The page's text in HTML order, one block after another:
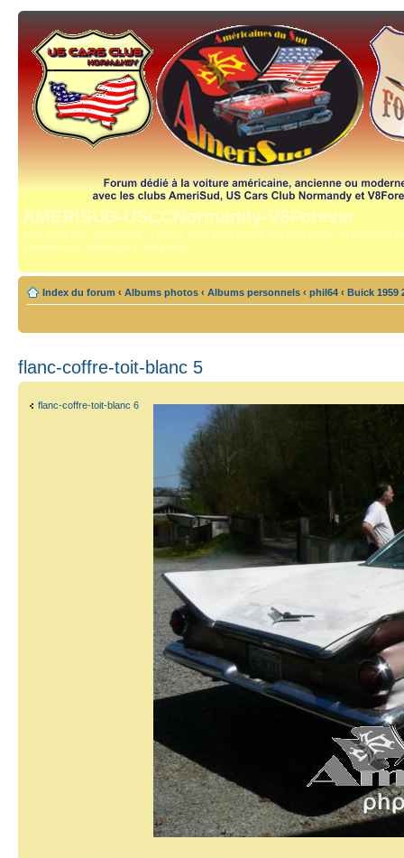
AMERISUD-USCCNormandy-V8Forever
Vous avez une "américaine" ? Bravo, vous avez trouvé "the right place", le forum qui
compétence, reportages et technique.
Index du forum ‹ Albums photos ‹ Albums personnels ‹ phil64 ‹ Buick 1959
flanc-coffre-toit-blanc 5
flanc-coffre-toit-blanc 6